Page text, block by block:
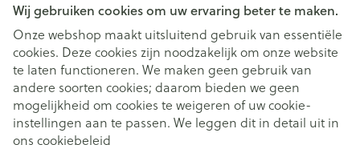
Wij gebruiken cookies om uw ervaring beter te maken.
Onze webshop maakt uitsluitend gebruik van essentiële
cookies. Deze cookies zijn noodzakelijk om onze website
te laten functioneren. We maken geen gebruik van
andere soorten cookies; daarom bieden we geen
mogelijkheid om cookies te weigeren of uw cookie-
instellingen aan te passen. We leggen dit in detail uit in
ons cookiebeleid
Juridische links